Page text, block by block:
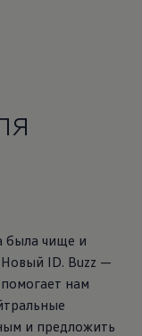
была чище и
ID. Buzz —
нам
и предложить